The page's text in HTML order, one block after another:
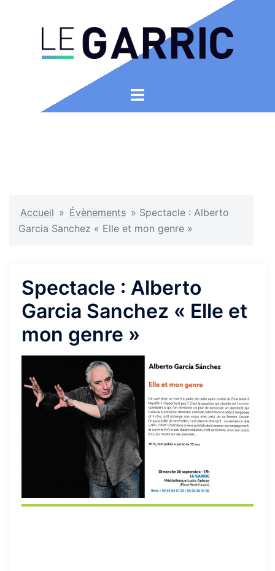
Ouvrir/fermer
Accueil » Évènements » Spectacle : Alberto
Garcia Sanchez « Elle et mon genre »
Spectacle : Alberto
Garcia Sanchez « Elle et
mon genre »